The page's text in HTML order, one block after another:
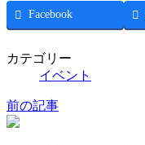
Facebook
カテゴリー
イベント
前の記事